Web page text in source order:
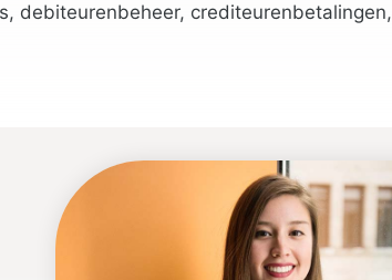
debiteurenbeheer, crediteurenbetalingen,